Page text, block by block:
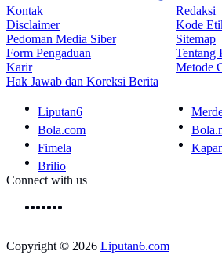
Kontak
Redaksi
Disclaimer
Kode
Pedoman Media Siber
Sitemap
Form Pengaduan
Tentang
Karir
Metode
Hak Jawab dan Koreksi Berita
Liputan6
Bola.com
Fimela
Brilio
Connect with us
Copyright © 2026 Liputan6.com